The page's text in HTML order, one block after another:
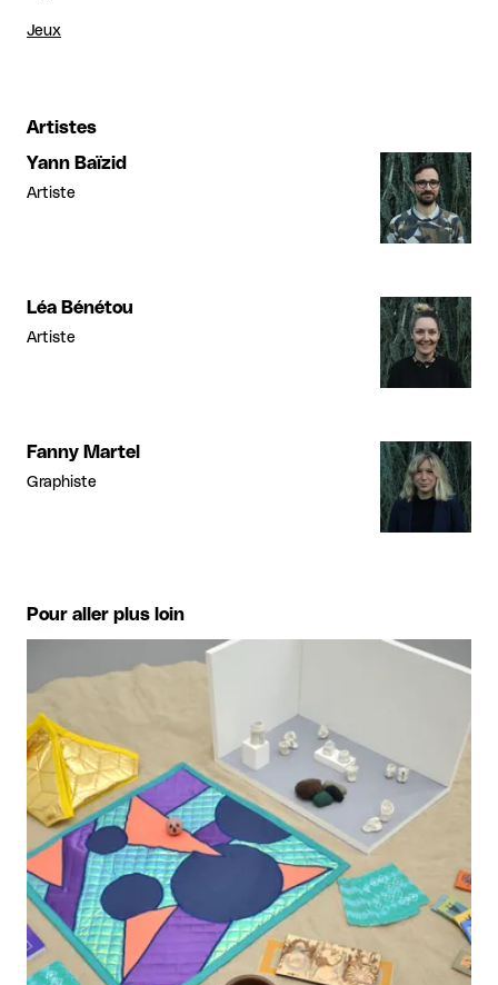
Jeux
Artistes
Yann Baïzid
Artiste
Léa Bénétou
Artiste
Fanny Martel
Graphiste
Pour aller plus loin